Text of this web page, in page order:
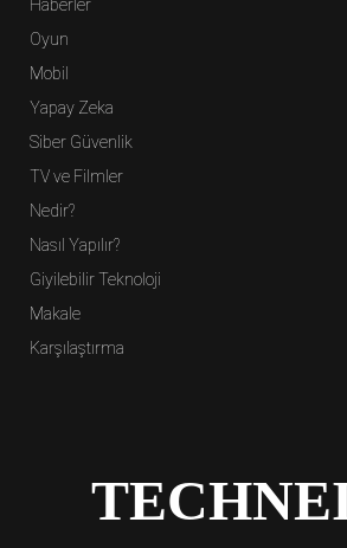
Haberler
Oyun
Mobil
Yapay Zeka
Siber Güvenlik
TV ve Filmler
Nedir?
Nasıl Yapılır?
Giyilebilir Teknoloji
Makale
Karşılaştırma